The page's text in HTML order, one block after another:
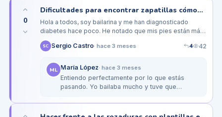
0
Dificultades para encontrar zapatillas cómodas con plantillas en bailarines diabéticos
Hola a todos, soy bailarina y me han diagnosticado
diabetes hace poco. He notado que mis pies están más
sensibles y que el calzado que solía usar ya no me
resulta cómodo,…
SC Sergio Castro· hace 3 meses 4 42
ML María López· hace 3 meses
Entiendo perfectamente por lo que estás
pasando. Yo bailaba mucho y tuve que
zapatillas de danza de la marca Bloch,…